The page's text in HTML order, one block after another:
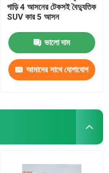
গাড়ি 4 আসনের টেকসই বৈদ্যুতিক
SUV কার 5 আসন
ভালো দাম
আমাদের সাথে যোগাযোগ